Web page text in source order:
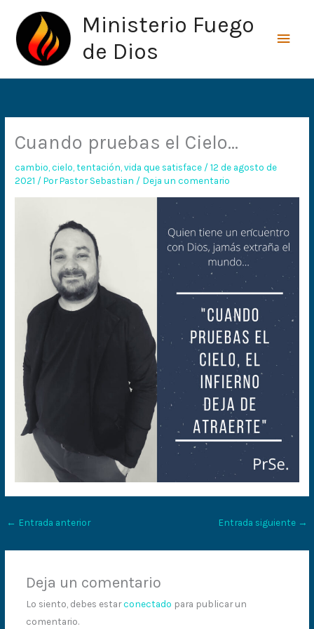
contenido
Ministerio Fuego
de Dios
Cuando pruebas el Cielo…
cambio ,cielo ,tentación ,vida que satisface /12 de agosto de
2021 / PorPastor Sebastian / Deja un comentario
← Entrada anterior Entrada siguiente →
Deja un comentario
Lo siento, debes estarconectado para publicar un
comentario.